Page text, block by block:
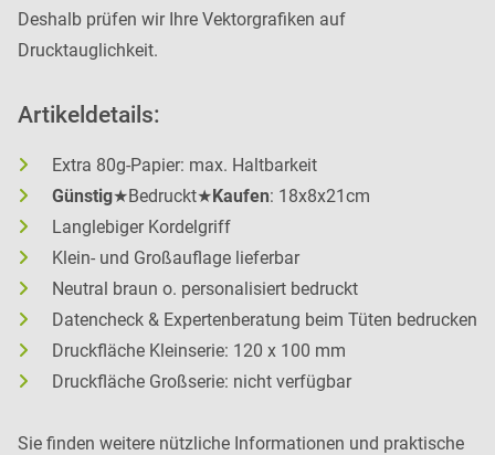
Deshalb prüfen wir Ihre Vektorgrafiken auf
Drucktauglichkeit.
Artikeldetails:
Extra 80g-Papier: max. Haltbarkeit
Günstig★Bedruckt★Kaufen: 18x8x21cm
Langlebiger Kordelgriff
Klein- und Großauflage lieferbar
Neutral braun o. personalisiert bedruckt
Datencheck & Expertenberatung beim Tüten bedrucken
Druckfläche Kleinserie: 120 x 100 mm
Druckfläche Großserie: nicht verfügbar
Sie finden weitere nützliche Informationen und praktische